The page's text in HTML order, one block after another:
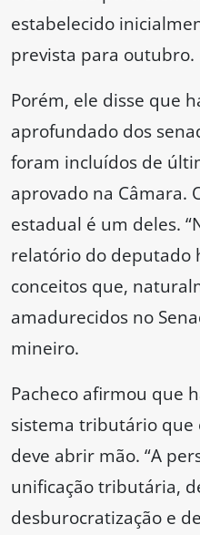
estabelecido
prevista para outubro.
Porém, ele disse que
aprofundado dos
foram incluídos de
aprovado na Câmara.
estadual é um deles.
relatório do deputado
conceitos que,
amadurecidos no
mineiro.
Pacheco afirmou que
sistema tributário que
deve abrir mão. “A
unificação tributária,
desburocratização e